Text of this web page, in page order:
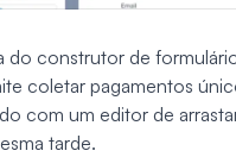
do construtor de
coletar pagamentos
com um editor de
tarde.